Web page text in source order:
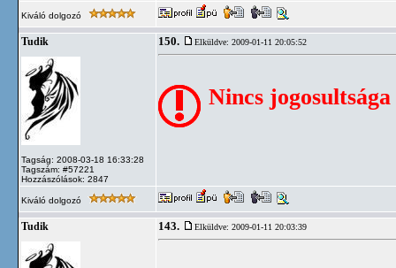
Kiváló dolgozó
Tudik
Tagság: 2008-03-18 16:33:28
Tagszám: #57221
Hozzászólások: 2847
150. Elküldve: 2009-01-11 20:05:52
Nincs
Kiváló dolgozó
Tudik 143. Elküldve: 2009-01-11 20:03:39